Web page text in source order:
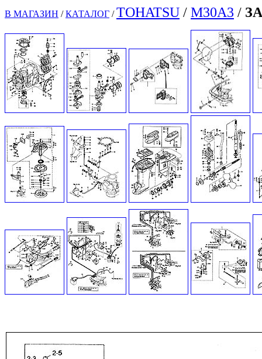
В МАГАЗИН / КАТАЛОГ /TOHATSU / M30A3 /